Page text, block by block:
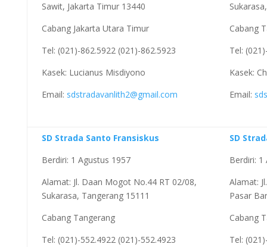
Sawit, Jakarta Timur 13440
Cabang Jakarta Utara Timur
Tel: (021)-862.5922 (021)-862.5923
Kasek: Lucianus Misdiyono
Email: sdstradavanlith2@gmail.com
Cabang
Tel:
Kasek:
Email:
SD Strada Santo Fransiskus
Berdiri: 1 Agustus 1957
Alamat: Jl. Daan Mogot No.44 RT 02/08,
Sukarasa, Tangerang 15111
Cabang Tangerang
Tel: (021)-552.4922 (021)-552.4923
SD
Berdiri: 1
Alamat:
Pasar
Cabang
Tel: